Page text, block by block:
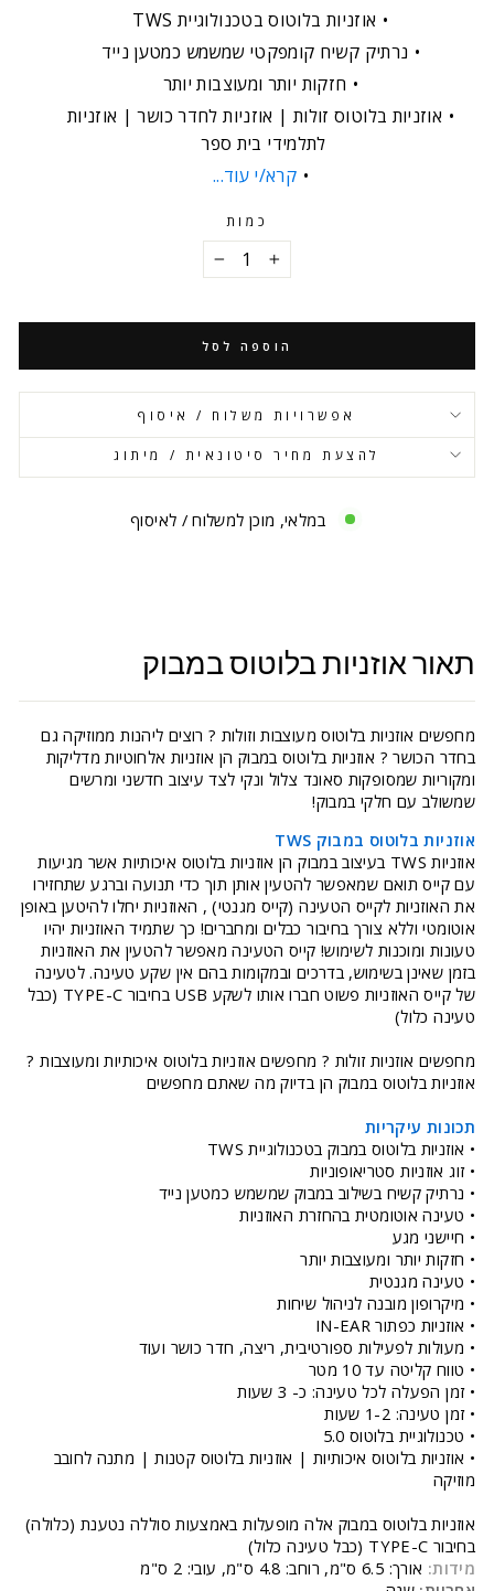
אוזניות בלוטוס בטכנולוגיית TWS
נרתיק קשיח קומפקטי שמשמש כמטען נייד
חזקות יותר ומעוצבות יותר
אוזניות בלוטוס זולות | אוזניות לחדר כושר | אוזניות
לתלמידי בית ספר
קרא/י עוד...
כמות
− +
הוספה לסל
אפשרויות משלוח / איסוף
להצעת מחיר סיטונאית / מיתוג
במלאי, מוכן למשלוח / לאיסוף
תאור אוזניות בלוטוס במבוק
מחפשים אוזניות בלוטוס מעוצבות וזולות ? רוצים ליהנות ממוזיקה גם
בחדר הכושר ? אוזניות בלוטוס במבוק הן אוזניות אלחוטיות מדליקות
ומקוריות שמסופקות סאונד צלול ונקי לצד עיצוב חדשני ומרשים
שמשולב עם חלקי במבוק!
אוזניות בלוטוס במבוק TWS
אוזניות TWS בעיצוב במבוק הן אוזניות בלוטוס איכותיות אשר מגיעות
עם קייס תואם שמאפשר להטעין אותן תוך כדי תנועה וברגע שתחזירו
את האוזניות לקייס הטעינה (קייס מגנטי) , האוזניות יחלו להיטען באופן
אוטומטי וללא צורך בחיבור כבלים ומחברים! כך שתמיד האוזניות יהיו
טעונות ומוכנות לשימוש! קייס הטעינה מאפשר להטעין את האוזניות
בזמן שאינן בשימוש, בדרכים ובמקומות בהם אין שקע טעינה. לטעינה
של קייס האוזניות פשוט חברו אותו לשקע USB בחיבור TYPE-C (כבל
טעינה כלול)
מחפשים אוזניות זולות ? מחפשים אוזניות בלוטוס איכותיות ומעוצבות ?
אוזניות בלוטוס במבוק הן בדיוק מה שאתם מחפשים
תכונות עיקריות
• אוזניות בלוטוס במבוק בטכנולוגיית TWS
• זוג אוזניות סטריאופוניות
• נרתיק קשיח בשילוב במבוק שמשמש כמטען נייד
• טעינה אוטומטית בהחזרת האוזניות
• חיישני מגע
• חזקות יותר ומעוצבות יותר
• טעינה מגנטית
• מיקרופון מובנה לניהול שיחות
• אוזניות כפתור IN-EAR
• מעולות לפעילות ספורטיבית, ריצה, חדר כושר ועוד
• טווח קליטה עד 10 מטר
• זמן הפעלה לכל טעינה: כ- 3 שעות
• זמן טעינה: 1-2 שעות
• טכנולוגיית בלוטוס 5.0
• אוזניות בלוטוס איכותיות | אוזניות בלוטוס קטנות | מתנה לחובב
מוזיקה
אוזניות בלוטוס במבוק אלה מופעלות באמצעות סוללה נטענת (כלולה)
בחיבור TYPE-C (כבל טעינה כלול)
מידות: אורך: 6.5 ס"מ, רוחב: 4.8 ס"מ, עובי: 2 ס"מ